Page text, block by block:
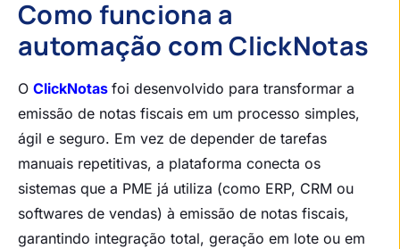
Como funciona a
automação com ClickNotas
O ClickNotas foi desenvolvido para transformar a
emissão de notas fiscais em um processo simples,
ágil e seguro. Em vez de depender de tarefas
manuais repetitivas, a plataforma conecta os
sistemas que a PME já utiliza (como ERP, CRM ou
softwares de vendas) à emissão de notas fiscais,
garantindo integração total, geração em lote ou em